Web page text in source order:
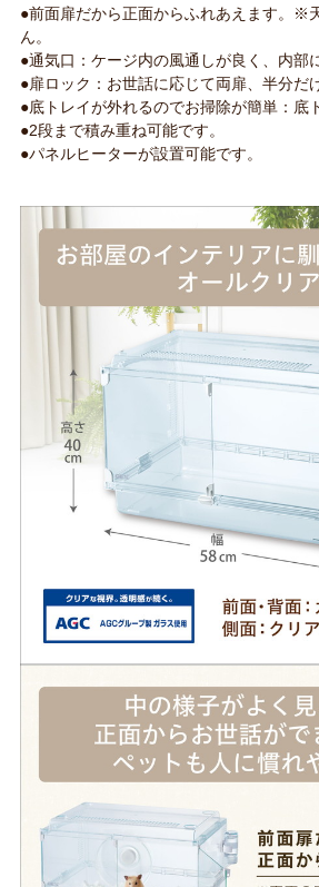
●前面扉だから正面からふれあえます。※
ん。
●通気口：ケージ内の風通しが良く、内部
●扉ロック：お世話に応じて両扉、半分だ
●底トレイが外れるのでお掃除が簡単：底
●2段まで積み重ね可能です。
●パネルヒーターが設置可能です。